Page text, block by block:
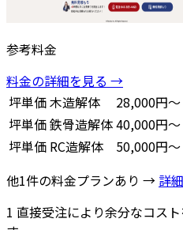
参考料金
料金の詳細を見る →
坪単価木造解体
28,000円～
坪単価鉄骨造解体40,000円～
坪単価 RC造解体
50,000円～
他1件の料金プランあり → 詳
1 直接受注により余分なコス